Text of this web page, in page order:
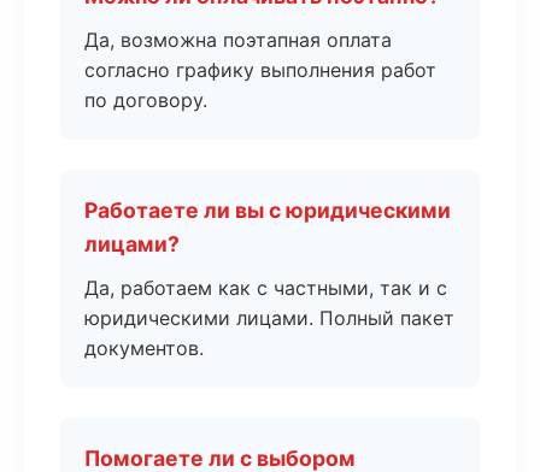
Да, возможна поэтапная оплата
согласно графику выполнения работ
по договору.
Работаете ли вы с юридическими
лицами?
Да, работаем как с частными, так и с
юридическими лицами. Полный пакет
документов.
Помогаете ли с выбором